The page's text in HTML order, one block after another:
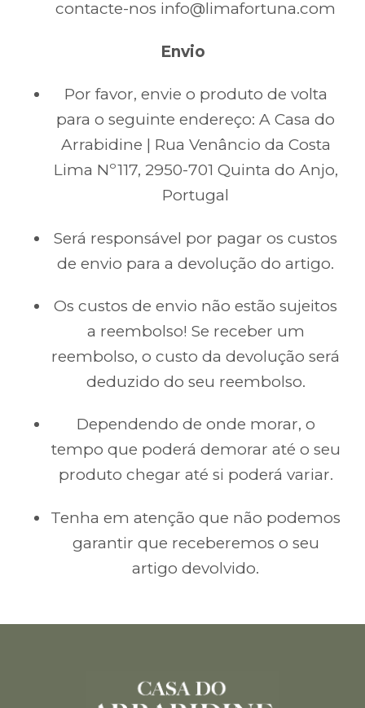
contacte-nos info@limafortuna.com
Envio
Por favor, envie o produto de volta
para o seguinte endereço: A Casa do
Arrabidine | Rua Venâncio da Costa
Lima Nº117, 2950-701 Quinta do Anjo,
Portugal
Será responsável por pagar os custos
de envio para a devolução do artigo.
Os custos de envio não estão sujeitos
a reembolso! Se receber um
reembolso, o custo da devolução será
deduzido do seu reembolso.
Dependendo de onde morar, o
tempo que poderá demorar até o seu
produto chegar até si poderá variar.
Tenha em atenção que não podemos
garantir que receberemos o seu
artigo devolvido.